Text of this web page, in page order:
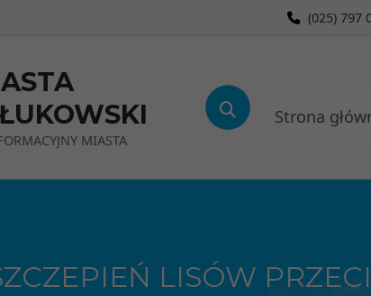
(025) 797
MIASTA
Strona
LISÓW